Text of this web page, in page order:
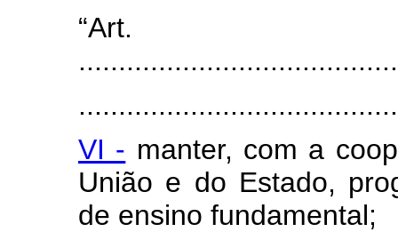
VI - manter, com a
União e do Estado,
de ensino fundamental;